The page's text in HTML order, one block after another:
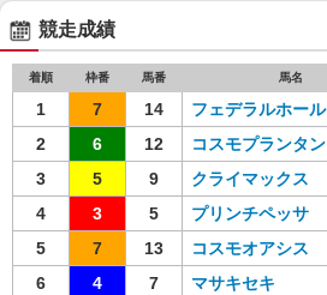
競走成績
着順 枠番 馬番 馬名
1 7 14 フェデラルホール
2
6 12 コスモプランタン
3
5 9 クライマックス
4
3 5 プリンチペッサ
5
7 13 コスモオアシス
6
4 7 マサキセキ